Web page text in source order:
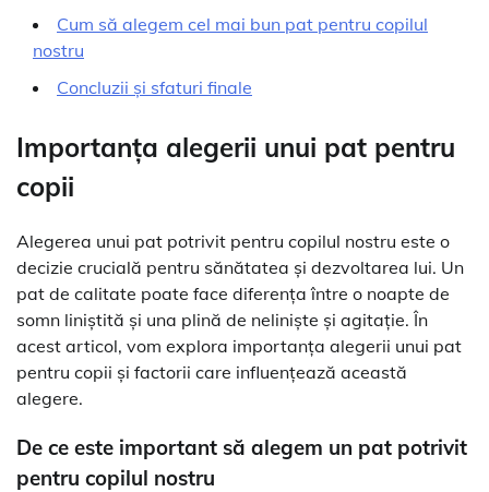
Cum să alegem cel mai bun pat pentru copilul
nostru
Concluzii și sfaturi finale
Importanța alegerii unui pat pentru
copii
Alegerea unui pat potrivit pentru copilul nostru este o
decizie crucială pentru sănătatea și dezvoltarea lui. Un
pat de calitate poate face diferența între o noapte de
somn liniștită și una plină de neliniște și agitație. În
acest articol, vom explora importanța alegerii unui pat
pentru copii și factorii care influențează această
alegere.
De ce este important să alegem un pat potrivit
pentru copilul nostru